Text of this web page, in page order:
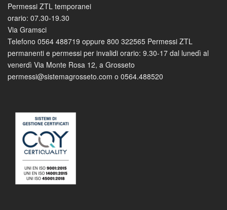
Permessi ZTL temporanei
orario: 07.30-19.30
Via Gramsci
Telefono 0564 488719 oppure 800 322565 Permessi ZTL
permanenti e permessi per invalidi orario: 9.30-17 dal lunedì al
venerdì Via Monte Rosa 12, a Grosseto
permessi@sistemagrosseto.com o 0564.488520